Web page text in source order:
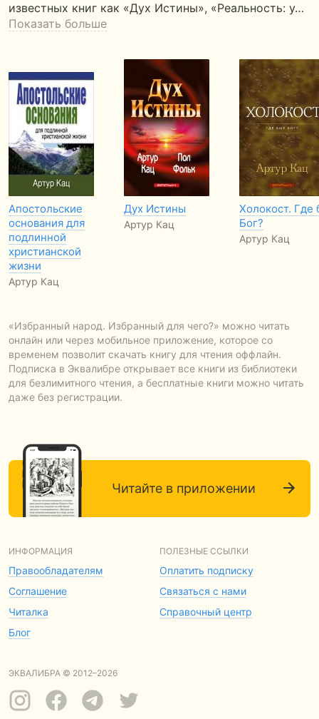
известных книг как «Дух Истины», «Реальность: у…
Показать больше
Апостольские
основания для
подлинной
христианской
жизни
Артур Кац
Дух Истины
Артур Кац
Холокост. Где
Бог?
Артур Кац
«Избранный народ. Избранный для чего?» можно читать
онлайн или через мобильное приложение, которое со
временем позволит скачать книгу для чтения оффлайн.
Подписка в Эквалибре открывает все книги из библиотеки
для безлимитного чтения, а бесплатные книги можно читать
даже без регистрации.
Читайте в приложении
ИНФОРМАЦИЯ
Правообладателям
Соглашение
Читалка
Блог
ПОЛЕЗНЫЕ ССЫЛКИ
Оплатить подписку
Связаться с нами
Справочный центр
ЭКВАЛИБРА © 2012–2026